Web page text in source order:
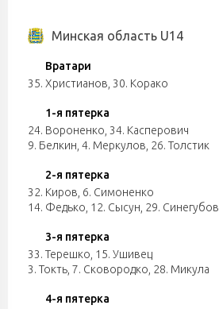
Минская область U14
Вратари
35. Христианов 30. Корако
1-я пятерка
24. Вороненко 34. Касперович
9. Белкин 4. Меркулов 26. Толстик
2-я пятерка
32. Киров 6. Симоненко
14. Федько 12. Сысун 29. Синегубов
3-я пятерка
33. Терешко 15. Ушивец
3. Токть 7. Сковородко 28. Микула
4-я пятерка